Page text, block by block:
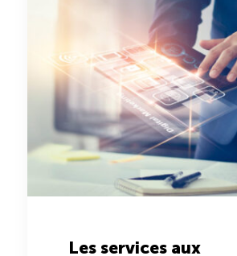
Descriptions de fonction
Balados
Diffusion d’offres d’emploi en ligne
Programmes d’aide et subventions
Les services aux